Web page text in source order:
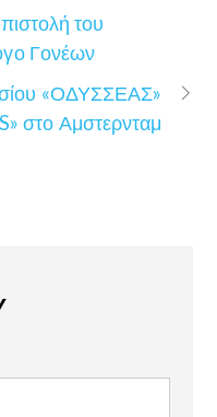
του
Γονέων
«ΟΔΥΣΣΕΑΣ»
στο Αμστερνταμ